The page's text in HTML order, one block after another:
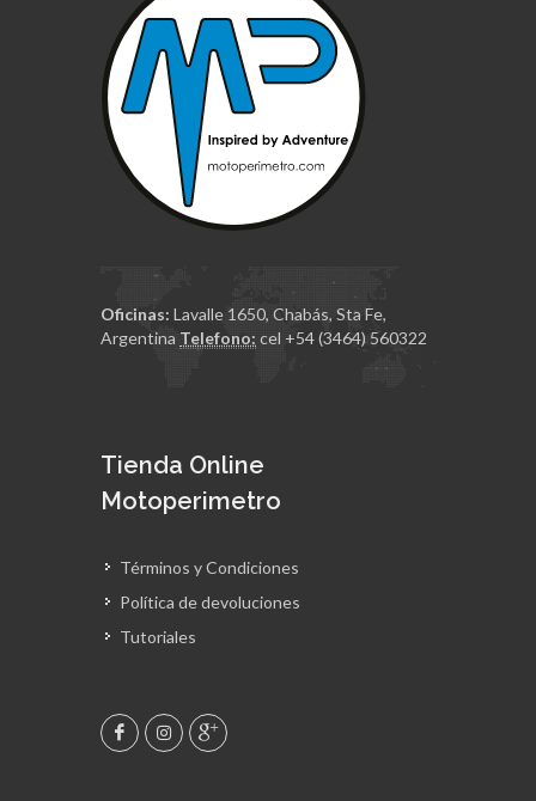
Oficinas: Lavalle 1650, Chabás, Sta Fe,
Argentina Telefono: cel +54 (3464) 560322
Tienda Online
Motoperimetro
Términos y Condiciones
Política de devoluciones
Tutoriales